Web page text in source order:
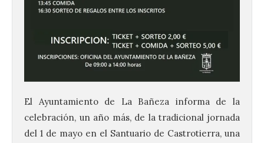
El Ayuntamiento de La Bañeza informa de la
celebración, un año más, de la tradicional jornada
del 1 de mayo en el Santuario de Castrotierra, una